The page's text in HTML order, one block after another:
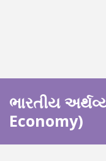
ભારતીય
Economy)